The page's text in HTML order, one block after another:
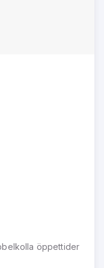
öppettider